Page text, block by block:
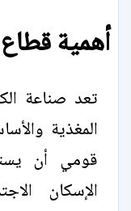
أهمية قطاع
تعد صناعة
المغذية
قومي أن
الإسكان